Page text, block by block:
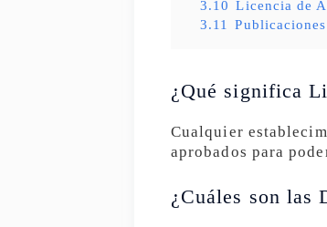
3.10 Licencia de
3.11
¿Qué significa
Cualquier
aprobados para
¿Cuáles son las